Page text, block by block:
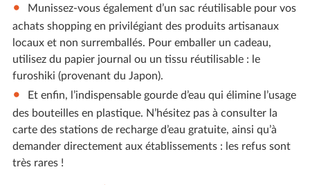
Munissez-vous également d’un sac réutilisable pour vos
achats shopping en privilégiant des produits artisanaux
locaux et non surremballés. Pour emballer un cadeau,
utilisez du papier journal ou un tissu réutilisable : le
furoshiki (provenant du Japon).
Et enfin, l’indispensable gourde d’eau qui élimine l’usage
des bouteilles en plastique. N’hésitez pas à consulter la
carte des stations de recharge d’eau gratuite, ainsi qu’à
demander directement aux établissements : les refus sont
très rares !